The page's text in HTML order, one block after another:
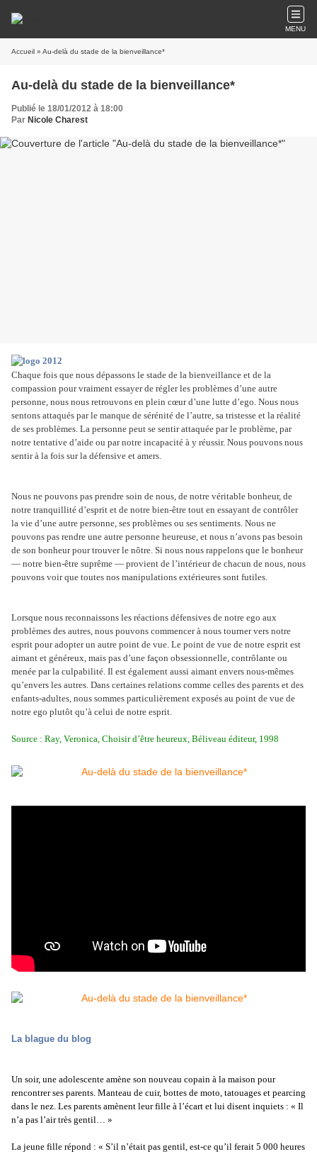
MENU
Accueil » Au-delà du stade de la bienveillance*
Au-delà du stade de la bienveillance*
Publié le 18/01/2012 à 18:00
Par Nicole Charest
Chaque fois que nous dépassons le stade de la bienveillance et de la
compassion pour vraiment essayer de régler les problèmes d’une autre
personne, nous nous retrouvons en plein cœur d’une lutte d’ego. Nous nous
sentons attaqués par le manque de sérénité de l’autre, sa tristesse et la réalité
de ses problèmes. La personne peut se sentir attaquée par le problème, par
notre tentative d’aide ou par notre incapacité à y réussir. Nous pouvons nous
sentir à la fois sur la défensive et amers.
Nous ne pouvons pas prendre soin de nous, de notre véritable bonheur, de
notre tranquillité d’esprit et de notre bien-être tout en essayant de contrôler
la vie d’une autre personne, ses problèmes ou ses sentiments. Nous ne
pouvons pas rendre une autre personne heureuse, et nous n’avons pas besoin
de son bonheur pour trouver le nôtre. Si nous nous rappelons que le bonheur
— notre bien-être suprême — provient de l’intérieur de chacun de nous, nous
pouvons voir que toutes nos manipulations extérieures sont futiles.
Lorsque nous reconnaissons les réactions défensives de notre ego aux
problèmes des autres, nous pouvons commencer à nous tourner vers notre
esprit pour adopter un autre point de vue. Le point de vue de notre esprit est
aimant et généreux, mais pas d’une façon obsessionnelle, contrôlante ou
menée par la culpabilité. Il est également aussi aimant envers nous-mêmes
qu’envers les autres. Dans certaines relations comme celles des parents et des
enfants-adultes, nous sommes particulièrement exposés au point de vue de
notre ego plutôt qu’à celui de notre esprit.
Source : Ray, Veronica, Choisir d’être heureux, Béliveau éditeur, 1998
La blague du blog
Un soir, une adolescente amène son nouveau copain à la maison pour
rencontrer ses parents. Manteau de cuir, bottes de moto, tatouages et pearcing
dans le nez. Les parents amènent leur fille à l’écart et lui disent inquiets : « Il
n’a pas l’air très gentil… »
La jeune fille répond : « S’il n’était pas gentil, est-ce qu’il ferait 5 000 heures